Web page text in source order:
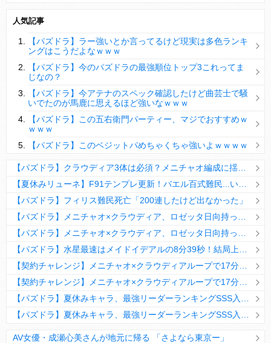
【パズドラ】陣とか覚醒大小の方がええやろか？
ＤｅＮＡ山崎憲晴 左膝靭帯の手術を無事に終了
Powered by livedoor 相互RSS
人気記事
【パズドラ】ラー強いとか言ってるけど現実は多色ランキ
ングはこうだよなｗｗｗ
【パズドラ】今のパズドラの最強順位トップ3これってま
じなの？
【パズドラ】今アテナのスペック確認したけど曲芸士で騒
いでたのが馬鹿に思えるほど強いなｗｗｗ
【パズドラ】この五右衛門パーティー、マジでおすすめｗ
ｗｗｗ
【パズドラ】このベジットパめちゃくちゃ強いよｗｗｗｗ
【パズドラ】フィリス難民死亡「200連したけど出なかった」
AV女優・成瀬心美さんが地元に帰る 「さよなら東京ー」